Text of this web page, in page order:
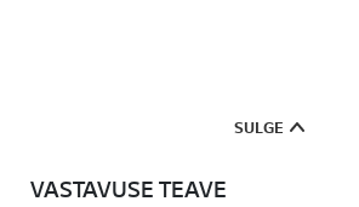
SULGE
VASTAVUSE TEAVE